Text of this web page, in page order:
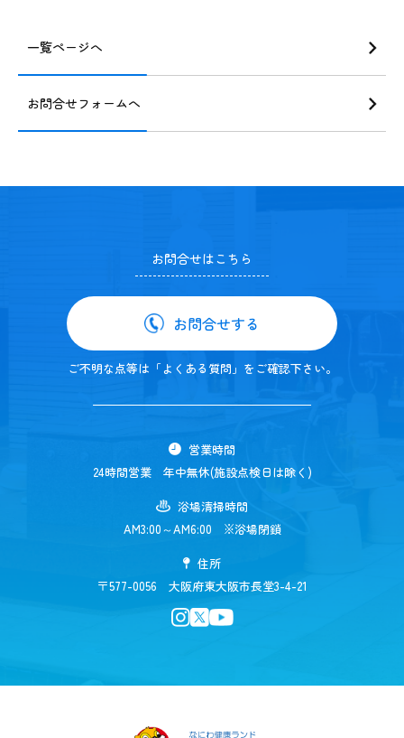
一覧ページへ
お問合せフォームへ
お問合せはこちら
お問合せする
ご不明な点等は「よくある質問」をご確認下さい。
営業時間
24時間営業 年中無休(施設点検日は除く)
浴場清掃時間
AM3:00～AM6:00 ※浴場閉鎖
住所
〒577-0056 大阪府東大阪市長堂3-4-21